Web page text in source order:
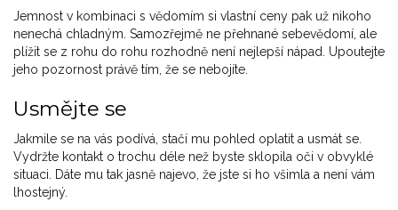
Jemnost v kombinaci s vědomím si vlastní ceny pak už nikoho
nenechá chladným. Samozřejmě ne přehnané sebevědomí, ale
plížit se z rohu do rohu rozhodně není nejlepší nápad. Upoutejte
jeho pozornost právě tím, že se nebojíte.
Usmějte se
Jakmile se na vás podívá, stačí mu pohled oplatit a usmát se.
Vydržte kontakt o trochu déle než byste sklopila oči v obvyklé
situaci. Dáte mu tak jasně najevo, že jste si ho všimla a není vám
lhostejný.